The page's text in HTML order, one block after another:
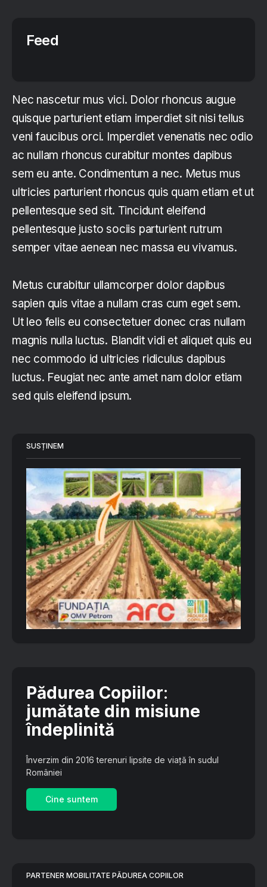
Feed
Nec nascetur mus vici. Dolor rhoncus augue
quisque parturient etiam imperdiet sit nisi tellus
veni faucibus orci. Imperdiet venenatis nec odio
ac nullam rhoncus curabitur montes dapibus
sem eu ante. Condimentum a nec. Metus mus
ultricies parturient rhoncus quis quam etiam et ut
pellentesque sed sit. Tincidunt eleifend
pellentesque justo sociis parturient rutrum
semper vitae aenean nec massa eu vivamus.
Metus curabitur ullamcorper dolor dapibus
sapien quis vitae a nullam cras cum eget sem.
Ut leo felis eu consectetuer donec cras nullam
magnis nulla luctus. Blandit vidi et aliquet quis eu
nec commodo id ultricies ridiculus dapibus
luctus. Feugiat nec ante amet nam dolor etiam
sed quis eleifend ipsum.
SUSȚINEM
Pădurea Copiilor:
jumătate din misiune
îndeplinită
Înverzim din 2016 terenuri lipsite de viață în sudul
României
Cine suntem
PARTENER MOBILITATE PĂDUREA COPIILOR